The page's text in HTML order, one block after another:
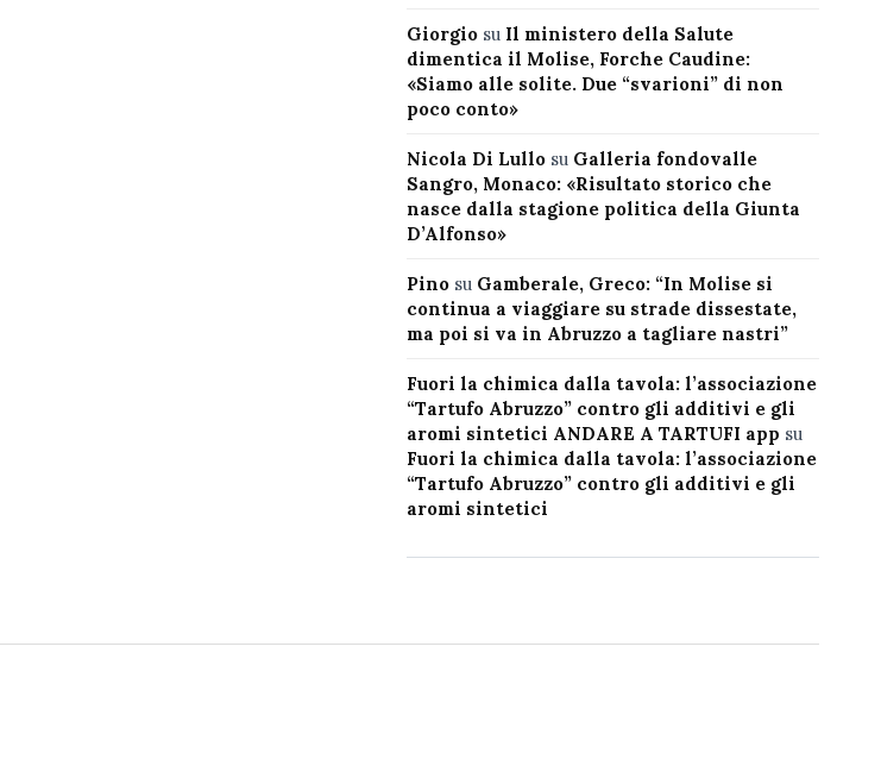
Giorgiosu Il ministero della Salute
dimentica il Molise, Forche Caudine:
«Siamo alle solite. Due “svarioni” di non
poco conto»
Nicola Di Lullosu Galleria fondovalle
Sangro, Monaco: «Risultato storico che
nasce dalla stagione politica della Giunta
D’Alfonso»
Pinosu Gamberale, Greco: “In Molise si
continua a viaggiare su strade dissestate,
ma poi si va in Abruzzo a tagliare nastri”
Fuori la chimica dalla tavola: l’associazione
“Tartufo Abruzzo” contro gli additivi e gli
aromi sintetici ANDARE A TARTUFI app su
Fuori la chimica dalla tavola: l’associazione
“Tartufo Abruzzo” contro gli additivi e gli
aromi sintetici